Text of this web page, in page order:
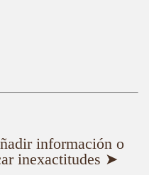
información o
inexactitudes ➤